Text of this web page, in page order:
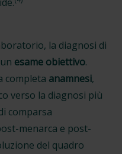
la diagnosi di
esame obiettivo.
completa anamnesi,
verso la diagnosi più
comparsa
menarca e post-
del quadro